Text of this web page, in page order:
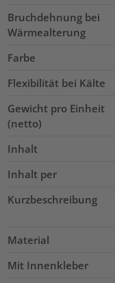
Bruchdehnung bei
Wärmealterung
Farbe
Flexibilität bei Kälte
Gewicht pro Einheit
(netto)
Inhalt
Inhalt per
Kurzbeschreibung
Material
Mit Innenkleber